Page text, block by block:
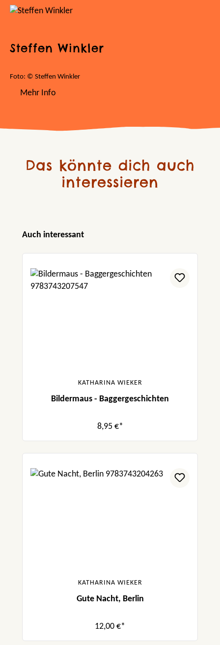
Steffen Winkler
Foto: © Steffen Winkler
Mehr Info
Das könnte dich auch
interessieren
Produktgalerie überspringen
Auch interessant
KATHARINA WIEKER
Bildermaus - Baggergeschichten
8,95 €*
KATHARINA WIEKER
Gute Nacht, Berlin
12,00 €*